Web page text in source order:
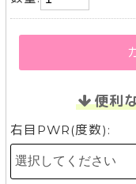
便利
右目PWR(度数):